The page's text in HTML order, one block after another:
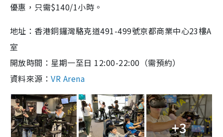
優惠，只需$140/1小時。
地址：香港銅鑼灣駱克道491-499號京都商業中心23樓A
室
開放時間：星期一至日 12:00-22:00（需預約）
資料來源：VR Arena
+3